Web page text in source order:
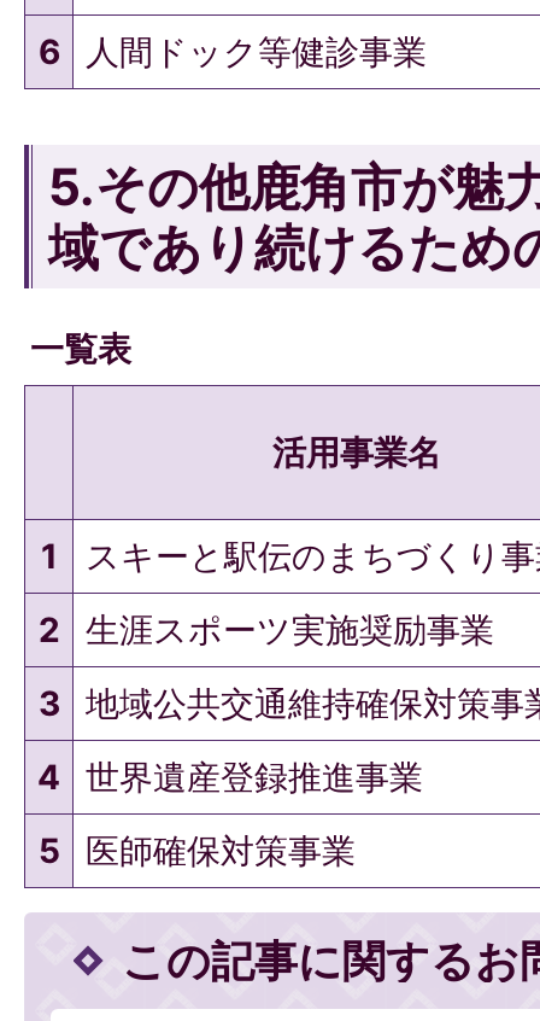
6
人間ドック等健診事業
5.その他鹿角市が魅
域であり続けるため
一覧表
活用事業名
1
スキーと駅伝のまちづくり
2
生涯スポーツ実施奨励事業
3
地域公共交通維持確保対策事
4
世界遺産登録推進事業
5
医師確保対策事業
この記事に関するお